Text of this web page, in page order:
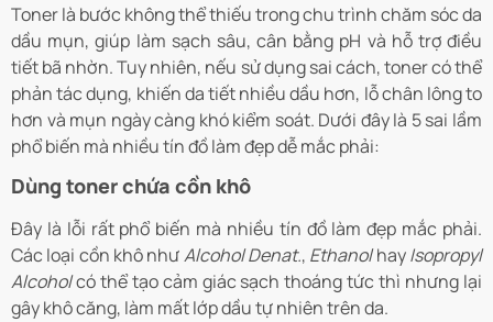
Toner là bước không thể thiếu trong chu trình chăm sóc da
dầu mụn, giúp làm sạch sâu, cân bằng pH và hỗ trợ điều
tiết bã nhờn. Tuy nhiên, nếu sử dụng sai cách, toner có thể
phản tác dụng, khiến da tiết nhiều dầu hơn, lỗ chân lông to
hơn và mụn ngày càng khó kiểm soát. Dưới đây là 5 sai lầm
phổ biến mà nhiều tín đồ làm đẹp dễ mắc phải:
Dùng toner chứa cồn khô
Đây là lỗi rất phổ biến mà nhiều tín đồ làm đẹp mắc phải.
Các loại cồn khô nhưAlcohol Denat., EthanolhayIsopropyl
Alcoholcó thể tạo cảm giác sạch thoáng tức thì nhưng lại
gây khô căng, làm mất lớp dầu tự nhiên trên da.